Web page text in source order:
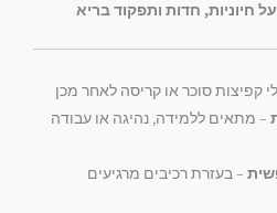
חיוניות, חדות ותפקוד בריא
קפיצות סוכר או קריסה לאחר מכן
– מתאים ללמידה, נהיגה או עבודה
– בעזרת רכיבים מרגיעים